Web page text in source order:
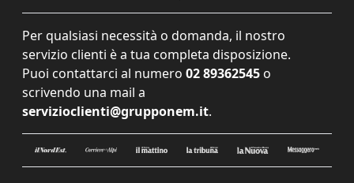
Per qualsiasi necessità o domanda, il nostro
servizio clienti è a tua completa disposizione.
Puoi contattarci al numero 02 89362545 o
scrivendo una mail a
servizioclienti@grupponem.it.